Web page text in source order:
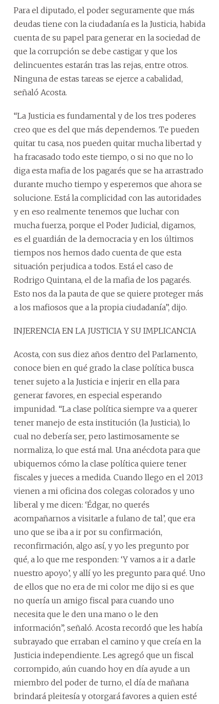
Para el diputado, el poder seguramente que más
deudas tiene con la ciudadanía es la Justicia, habida
cuenta de su papel para generar en la sociedad de
que la corrupción se debe castigar y que los
delincuentes estarán tras las rejas, entre otros.
Ninguna de estas tareas se ejerce a cabalidad,
señaló Acosta.
“La Justicia es fundamental y de los tres poderes
creo que es del que más dependemos. Te pueden
quitar tu casa, nos pueden quitar mucha libertad y
ha fracasado todo este tiempo, o si no que no lo
diga esta mafia de los pagarés que se ha arrastrado
durante mucho tiempo y esperemos que ahora se
solucione. Está la complicidad con las autoridades
y en eso realmente tenemos que luchar con
mucha fuerza, porque el Poder Judicial, digamos,
es el guardián de la democracia y en los últimos
tiempos nos hemos dado cuenta de que esta
situación perjudica a todos. Está el caso de
Rodrigo Quintana, el de la mafia de los pagarés.
Esto nos da la pauta de que se quiere proteger más
a los mafiosos que a la propia ciudadanía”, dijo.
INJERENCIA EN LA JUSTICIA Y SU IMPLICANCIA
Acosta, con sus diez años dentro del Parlamento,
conoce bien en qué grado la clase política busca
tener sujeto a la Justicia e injerir en ella para
generar favores, en especial esperando
impunidad. “La clase política siempre va a querer
tener manejo de esta institución (la Justicia), lo
cual no debería ser, pero lastimosamente se
normaliza, lo que está mal. Una anécdota para que
ubiquemos cómo la clase política quiere tener
fiscales y jueces a medida. Cuando llego en el 2013
vienen a mi oficina dos colegas colorados y uno
liberal y me dicen: ‘Édgar, no querés
acompañarnos a visitarle a fulano de tal’, que era
uno que se iba a ir por su confirmación,
reconfirmación, algo así, y yo les pregunto por
qué, a lo que me responden: ‘Y vamos a ir a darle
nuestro apoyo’, y allí yo les pregunto para qué. Uno
de ellos que no era de mi color me dijo si es que
no quería un amigo fiscal para cuando uno
necesita que le den una mano o le den
información”, señaló. Acosta recordó que les había
subrayado que erraban el camino y que creía en la
Justicia independiente. Les agregó que un fiscal
corrompido, aún cuando hoy en día ayude a un
miembro del poder de turno, el día de mañana
brindará pleitesía y otorgará favores a quien esté